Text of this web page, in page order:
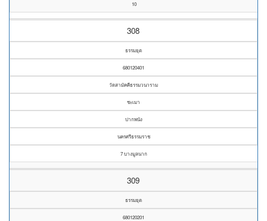
10
308
ธรรมยุต
680120401
วัดสามัคคีธรรมวนาราม
ชะเมา
ปากพนัง
นครศรีธรรมราช
7 บางมูลนาก
309
ธรรมยุต
680120201